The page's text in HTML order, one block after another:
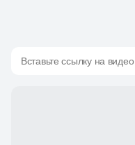
Вставьте ссылку на видео